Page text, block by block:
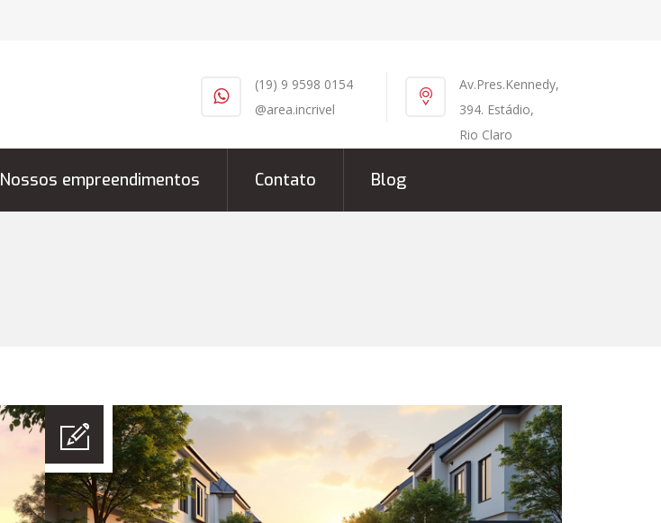
(19) 9 9598 0154
@area.incrivel
Av.Pres.Kennedy,
394. Estádio,
Rio Claro
Nossos empreendimentos Contato Blog